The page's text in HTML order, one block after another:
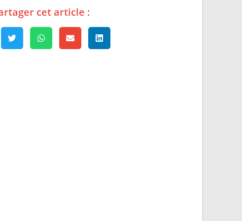
cet article :